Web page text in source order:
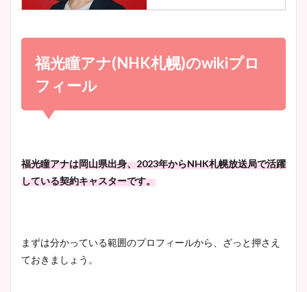
宇賀神メグアナのニット画像
池谷実悠アナのメガネ画像が
小室瑛莉子のカップ画像まと
め！足が美脚でニット衣装も
かわいい！
wikiプロフもチェック！
プ画像まとめ！同期や実家に
福光瞳アナ(NHK札幌)のwikiプロ
フィール
福光瞳アナは岡山県出身、2023年からNHK札幌放送局で活躍
している契約キャスターです。
まずは分かっている範囲のプロフィールから、ざっと押さえ
ておきましょう。